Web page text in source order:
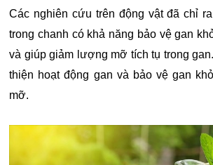
Các nghiên cứu trên động vật đã chỉ
trong chanh có khả năng bảo vệ gan
và giúp giảm lượng mỡ tích tụ trong
thiện hoạt động gan và bảo vệ gan
mỡ.